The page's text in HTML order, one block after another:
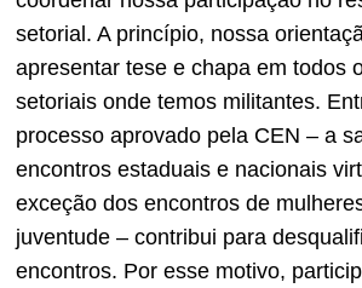
setorial. A princípio, nossa
apresentar tese e chapa em todos
setoriais onde temos militantes.
processo aprovado pela CEN – a
encontros estaduais e nacionais
exceção dos encontros de
juventude – contribui para
encontros. Por esse motivo,